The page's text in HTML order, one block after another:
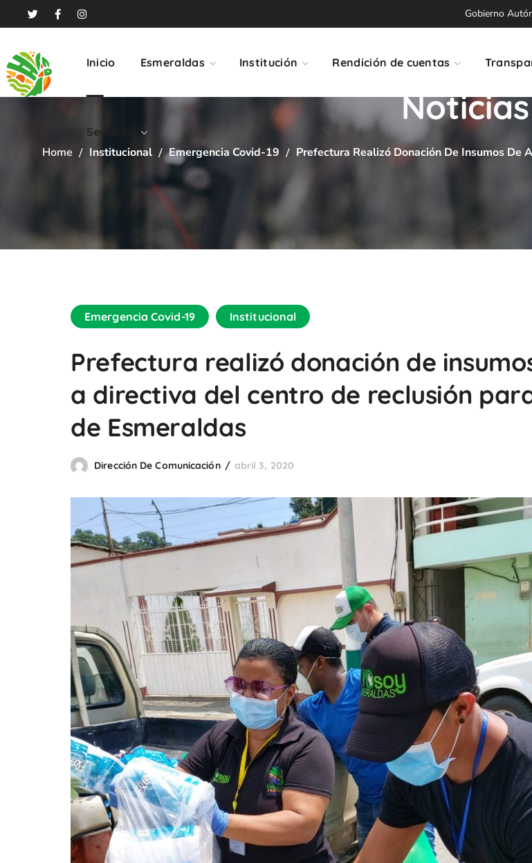
Gobierno
Inicio Esmeraldas Institución Rendición de cuentas
Servicios
Noticias
Home Institucional Emergencia Covid-19 Prefectura Realizó Donación De Insumos De
Emergencia Covid-19 Institucional
Prefectura realizó donación de
a directiva del centro de reclusión
de Esmeraldas
Dirección De Comunicación abril 3, 2020